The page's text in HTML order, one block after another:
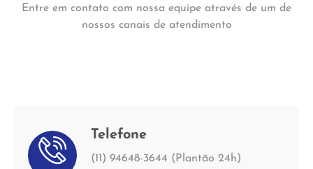
Entre em contato com nossa equipe através de um de
nossos canais de atendimento
Telefone
(11) 94648-3644 (Plantão 24h)